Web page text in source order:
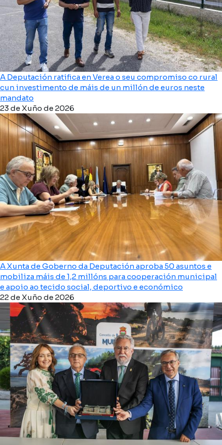
A Deputación ratifica en Verea o seu compromiso co rural
cun investimento de máis de un millón de euros neste
mandato
23 de Xuño de 2026
A Xunta de Goberno da Deputación aproba 50 asuntos e
mobiliza máis de 1,2 millóns para cooperación municipal
e apoio ao tecido social, deportivo e económico
22 de Xuño de 2026